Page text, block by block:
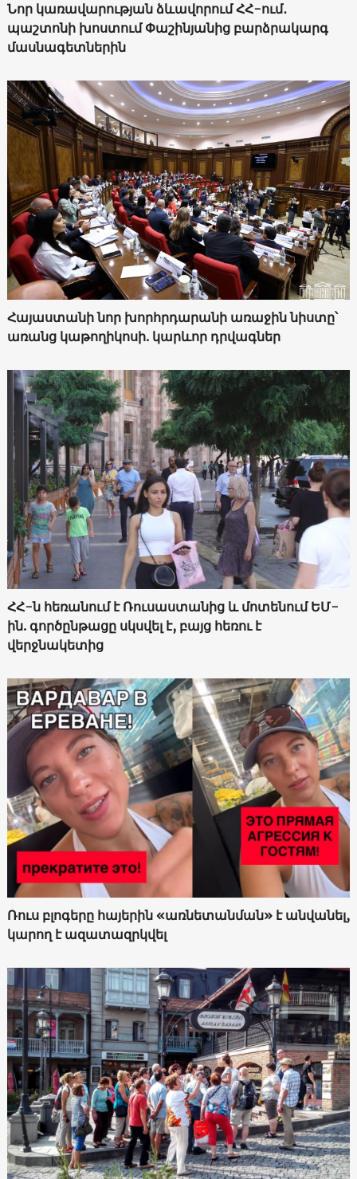
Նոր կառավարության ձևավորում ՀՀ-ում․
պաշտոնի խոստում Փաշինյանից բարձրակարգ
մասնագետներին
Հայաստանի նոր խորհրդարանի առաջին նիստը՝
առանց կաթողիկոսի. կարևոր դրվագներ
ՀՀ-ն հեռանում է Ռուսաստանից և մոտենում ԵՄ-
ին. գործընթացը սկսվել է, բայց հեռու է
վերջնակետից
Ռուս բլոգերը հայերին «առնետանման» է անվանել,
կարող է ազատազրկվել